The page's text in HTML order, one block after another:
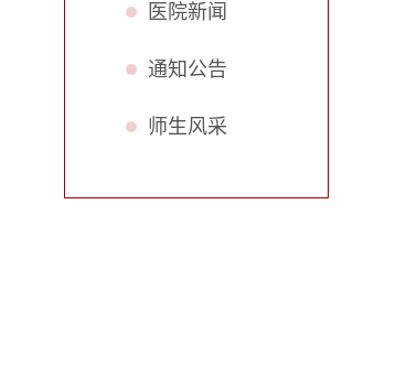
医院新闻
通知公告
师生风采